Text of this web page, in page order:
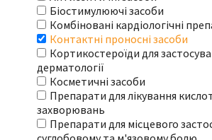
Біостимулюючі засоби
Комбіновані кардіологічні
Контактні проносні засоби
Кортикостероїди для
дерматології
Косметичні засоби
Препарати для лікування
захворювань
Препарати для місцевого